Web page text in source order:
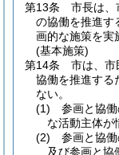
第13条
市長は、
の協働を推進す
画的な施策を実
(基本施策)
第14条
市は、市
協働を推進する
ない。
(1)
参画と協
な活動主体が
(2)
参画と協
及び参画と協